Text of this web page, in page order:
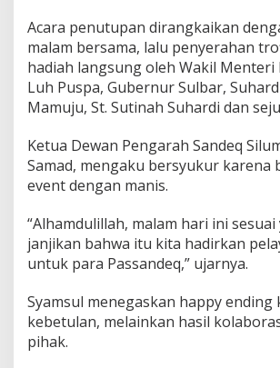
a
s
a
n
d
P
u
l
n
d
e
g
a
Acara penutupan dirangkaikan
malam bersama, lalu penyerahan
hadiah langsung oleh Wakil Menteri
Luh Puspa, Gubernur Sulbar,
Mamuju, St. Sutinah Suhardi dan
Ketua Dewan Pengarah Sandeq
Samad, mengaku bersyukur karena
event dengan manis.
“Alhamdulillah, malam hari ini
janjikan bahwa itu kita hadirkan
untuk para Passandeq,” ujarnya.
Syamsul menegaskan happy ending
kebetulan, melainkan hasil
pihak.